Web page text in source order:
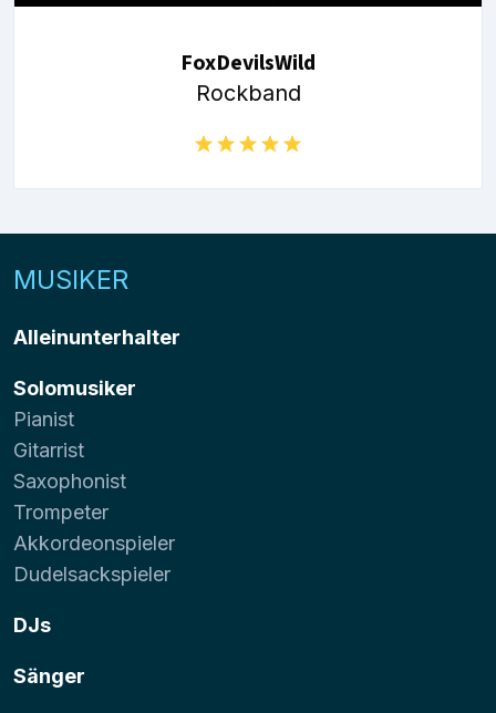
FoxDevilsWild
Rockband
MUSIKER
Alleinunterhalter
Solomusiker
Pianist
Gitarrist
Saxophonist
Trompeter
Akkordeonspieler
Dudelsackspieler
DJs
Sänger